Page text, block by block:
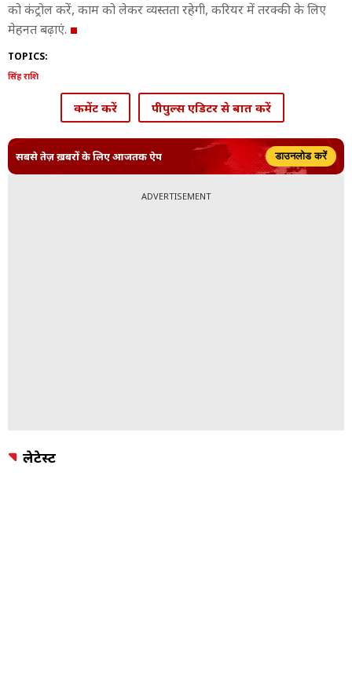
को कंट्रोल करें, काम को लेकर व्यस्तता रहेगी, करियर में तरक्की के लिए
मेहनत बढ़ाएं.
TOPICS:
सिंह राशि
कमेंट करें पीपुल्स एडिटर से बात करें
सबसे तेज़ ख़बरों के लिए आजतक ऐप डाउनलोड करें
ADVERTISEMENT
लेटेस्ट